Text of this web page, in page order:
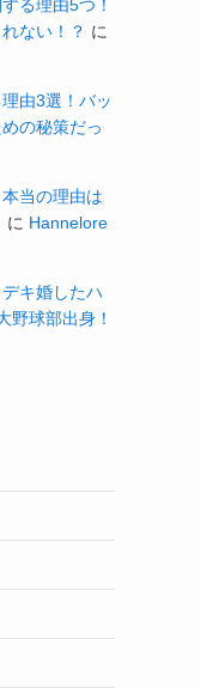
る理由5つ！
ない！？ に
由3選！バッ
の秘策だっ
当の理由は
に Hannelore
キ婚したハ
野球部出身！